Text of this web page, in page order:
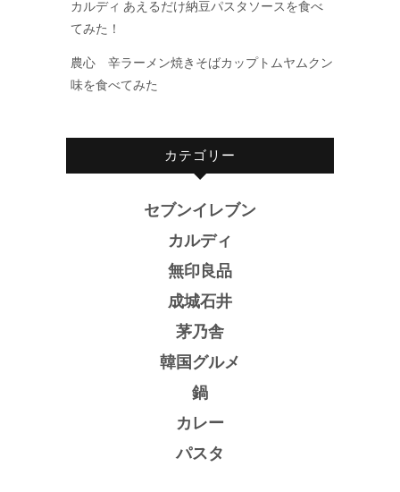
カルディ あえるだけ納豆パスタソースを食べ
てみた！
農心 辛ラーメン焼きそばカップトムヤムクン
味を食べてみた
カテゴリー
セブンイレブン
カルディ
無印良品
成城石井
茅乃舎
韓国グルメ
鍋
カレー
パスタ